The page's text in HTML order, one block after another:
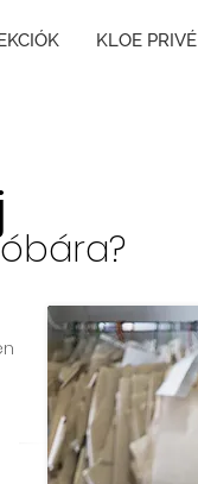
KLOE PRIVÉ